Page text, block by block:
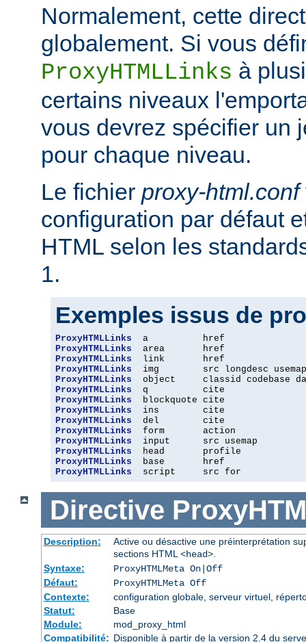
Normalement, cette
globalement. Si vous
ProxyHTMLLinks à
certains niveaux
vous devrez spécifier un
pour chaque niveau.
Le fichier proxy-html.conf
configuration par défaut
HTML selon les
1.
Exemples issus de
ProxyHTMLLinks
ProxyHTMLLinks
ProxyHTMLLinks
ProxyHTMLLinks
ProxyHTMLLinks
ProxyHTMLLinks
ProxyHTMLLinks
ProxyHTMLLinks
ProxyHTMLLinks
ProxyHTMLLinks
ProxyHTMLLinks
ProxyHTMLLinks
ProxyHTMLLinks
ProxyHTMLLinks
  script     src for
Directive
Description:
Active ou désactive une préinterprétation
sections HTML<head>.
Syntaxe:
ProxyHTMLMeta On|Off
Défaut:
ProxyHTMLMeta Off
Contexte:
configuration globale, serveur virtuel,
Statut:
Base
Module:
mod_proxy_html
Compatibilité: Disponible à partir de la version 2.4 du